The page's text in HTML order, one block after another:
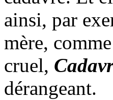
ainsi, par
mère,
cruel,
dérangeant.